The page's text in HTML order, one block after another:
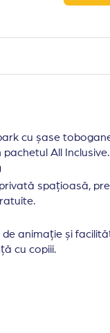
cu șase
All Inclusive.
spațioasă,
de animație și
cu copiii.